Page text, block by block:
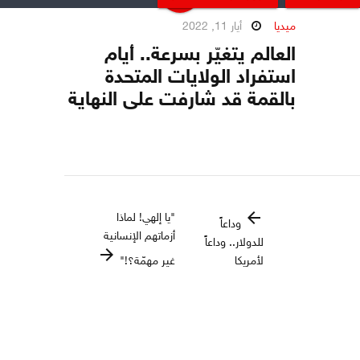
ميديا أيار 11, 2022
العالم يتغيّر بسرعة.. أيام
استفراد الولايات المتحدة
بالقمة قد شارفت على النهاية
arrow_back وداعاً
للدولار.. وداعاً
لأمريكا
"يا إلهي! لماذا
أزماتهم الإنسانية
غير مهمّة؟!" arrow_forward